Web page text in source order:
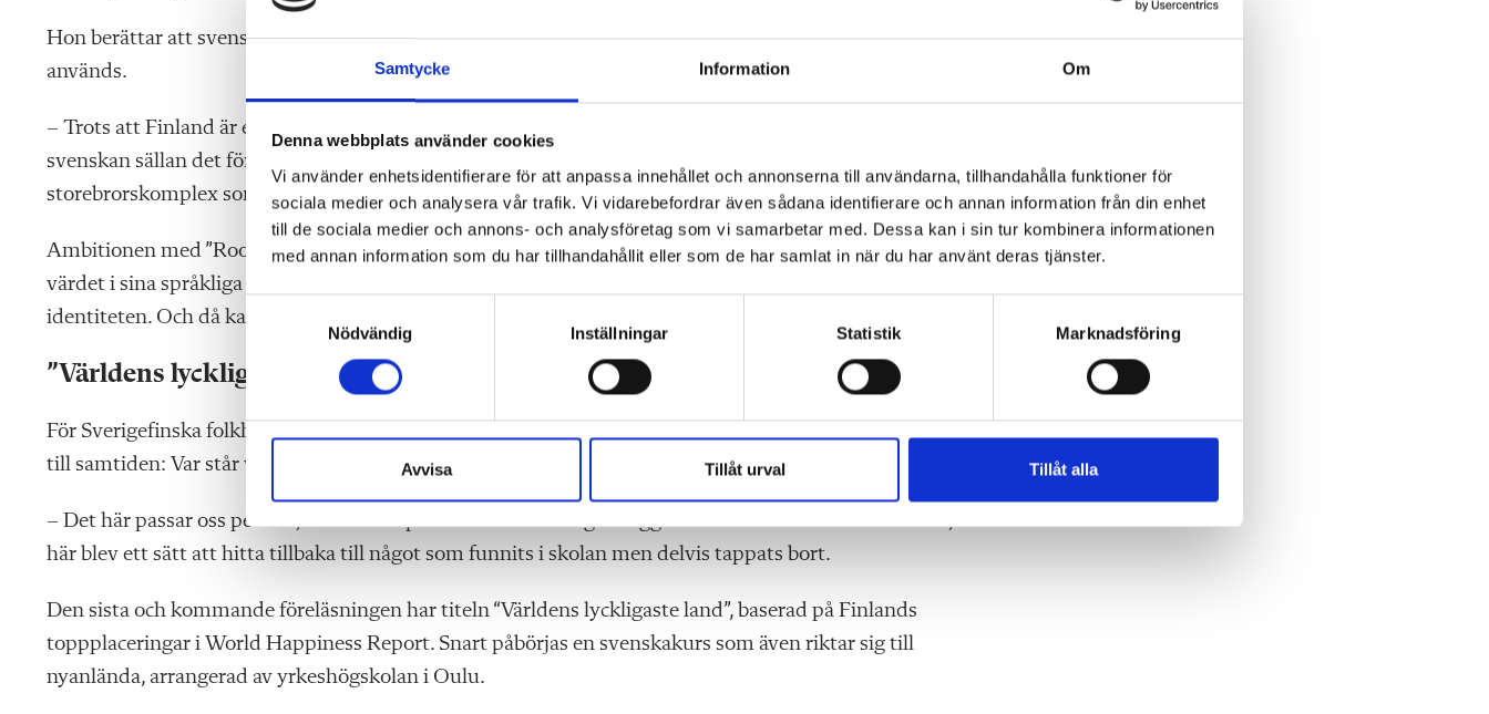
Samtycke Information Om
Denna webbplats använder cookies
Vi använder enhetsidentifierare för att anpassa innehållet och annonserna till användarna, tillhandahålla funktioner för
sociala medier och analysera vår trafik. Vi vidarebefordrar även sådana identifierare och annan information från din enhet
till de sociala medier och annons- och analysföretag som vi samarbetar med. Dessa kan i sin tur kombinera informationen
med annan information som du har tillhandahållit eller som de har samlat in när du har använt deras tjänster.
t
c
k
s
v
Nödvändig Inställningar Statistik Marknadsföring
Avvisa Tillåt urval Tillåt alla
Hon berättar att svenska i Finland fortfarande bär på lager av historik och attityder som påverkar hur språket
används.
– Trots att Finland är ett tvåspråkigt land så pratas inte svenska överallt. I norra Sverige och norra Finland är
svenskan sällan det första språket man väljer. Och historien mellan våra länder skapar ibland ett slags
storebrorskomplex som funnits i Finland i många år – det kan påverka synen på svenskan negativt.
Ambitionen med ”Roots and Futures” är även att lyfta flerspråkighet som en resurs. När människor ser
värdet i sina språkliga rötter och förstår att förmågan att tala flera språk är en styrka stärks också den egna
identiteten. Och då kan det öppnas nya möjligheter, konstaterar
”Världens lyckligaste land”
För Sverigefinska folkhögskolan är de här frågorna jätteviktiga, betonar hon, både historiskt och i förhållande
till samtiden: Var står vi idag, och vad behöver vi göra vidare?
– Det här passar oss perfekt, med tanke på skolans inriktning. Vi ligger bara ett stenkast från Finland, så det
här blev ett sätt att hitta tillbaka till något som funnits i skolan men delvis tappats bort.
Den sista och kommande föreläsningen har titeln “Världens lyckligaste land”, baserad på Finlands
toppplaceringar i World Happiness Report. Snart påbörjas en svenskakurs som även riktar sig till
nyanlända, arrangerad av yrkeshögskolan i Oulu.